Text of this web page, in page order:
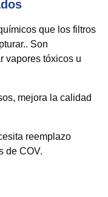
que los filtros
Son
vapores tóxicos u
mejora la calidad
reemplazo
de COV.